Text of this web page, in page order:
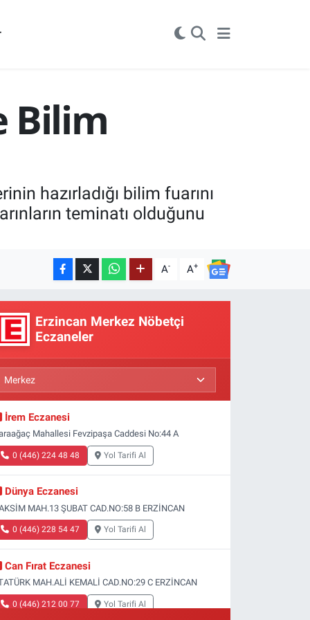
Bilim
hazırladığı bilim fuarını
teminatı olduğunu
A- A+
Erzincan Merkez Nöbetçi
Eczaneler
İrem Eczanesi
Mahallesi Fevzipaşa Caddesi No:44 A
0 (446) 224 48 48 Yol Tarifi Al
Dünya Eczanesi
MAH.13 ŞUBAT CAD.NO:58 B ERZİNCAN
0 (446) 228 54 47 Yol Tarifi Al
Can Fırat Eczanesi
MAH.ALİ KEMALİ CAD.NO:29 C ERZİNCAN
0 (446) 212 00 77 Yol Tarifi Al